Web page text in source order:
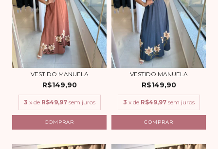
VESTIDO MANUELA
R$149,90
3 x de R$49,97 sem juros
COMPRAR
VESTIDO MANUELA
R$149,90
3 x de R$49,97 sem juros
COMPRAR